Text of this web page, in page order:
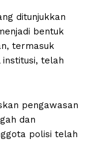
ditunjukkan
bentuk
termasuk
telah
pengawasan
dan
polisi telah